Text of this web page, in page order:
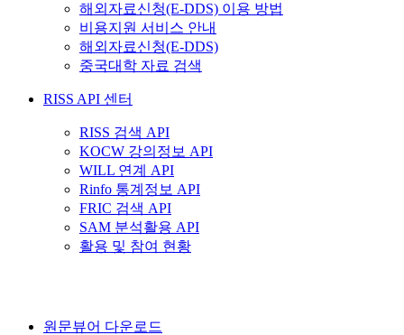
해외자료신청(E-DDS) 이용 방법
비용지원 서비스 안내
해외자료신청(E-DDS)
중국대학 자료 검색
RISS API 센터
RISS 검색 API
KOCW 강의정보 API
WILL 연계 API
Rinfo 통계정보 API
FRIC 검색 API
SAM 분석활용 API
활용 및 참여 현황
원문뷰어 다운로드